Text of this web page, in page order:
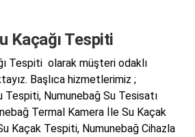
Kaçağı Tespiti
Tespiti olarak müşteri odaklı
Başlıca hizmetlerimiz ;
Tespiti, Numunebağ Su Tesisatı
Termal Kamera İle Su Kaçak
Kaçak Tespiti, Numunebağ Cihazla